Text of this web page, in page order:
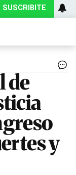
SUSCRIBITE
de
y